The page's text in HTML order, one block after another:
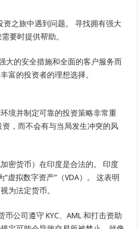
资之旅中遇到问题。 寻找拥有强大
要时提供帮助。
大的安全措施和全面的客户服务而
富的投资者的理想选择。
境并制定可靠的投资策略非常重
，而不会有与当局发生冲突的风
密货币）在印度是合法的。 印度
虚拟数字资产”（VDA）。 这表明
为法定货币。
公司遵守 KYC、AML 和打击资助